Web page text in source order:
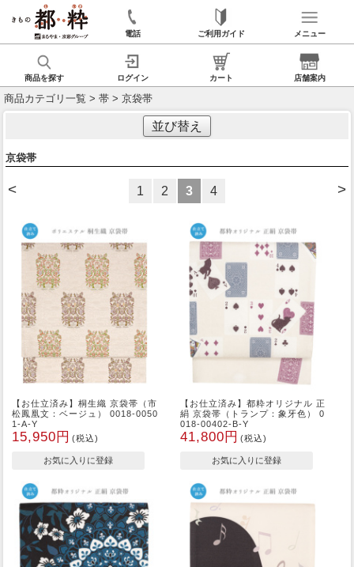
電話 ご利用ガイド メニュー
商品を探す ログイン カート 店舗案内
商品カテゴリ一覧 > 帯 > 京袋帯
並び替え
京袋帯
< >
1 2 3 4
【お仕立済み】桐生織 京袋帯（市
松鳳凰文：ベージュ） 0018-0050
1-A-Y
15,950円 (税込)
【お仕立済み】都粋オリジナル 正
絹 京袋帯（トランプ：象牙色） 0
018-00402-B-Y
41,800円 (税込)